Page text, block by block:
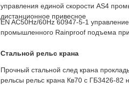
управления единой скорости AS4
дистанционное привесное
EN AC50Hz/60Hz 60947-5-1
промышленного Rainproof подъема
Стальной рельс крана
Прочный стальной след крана
рельсы рельс крана Кв70 с ГБ3426-82